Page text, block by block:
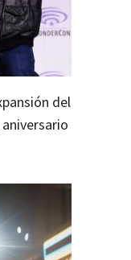
del